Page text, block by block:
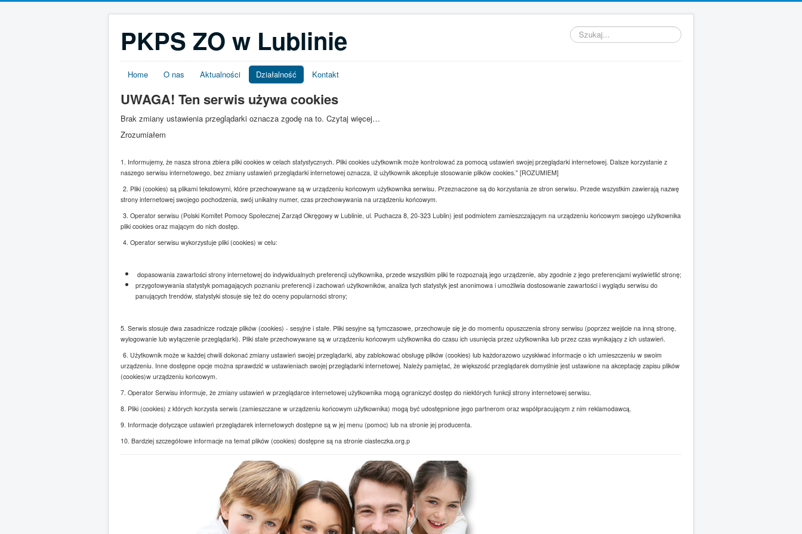
PKPS ZO w Lublinie Szukaj...
Home O nas Aktualności Działalność Kontakt
UWAGA! Ten serwis używa cookies
Brak zmiany ustawienia przeglądarki oznacza zgodę na to. Czytaj więcej…
Zrozumiałem
1. Informujemy, że nasza strona zbiera pliki cookies w celach statystycznych. Pliki cookies użytkownik może kontrolować za pomocą ustawień swojej przeglądarki internetowej. Dalsze korzystanie z
naszego serwisu internetowego, bez zmiany ustawień przeglądarki internetowej oznacza, iż użytkownik akceptuje stosowanie plików cookies." [ROZUMIEM]
2. Pliki (cookies) są plikami tekstowymi, które przechowywane są w urządzeniu końcowym użytkownika serwisu. Przeznaczone są do korzystania ze stron serwisu. Przede wszystkim zawierają nazwę
strony internetowej swojego pochodzenia, swój unikalny numer, czas przechowywania na urządzeniu końcowym.
3. Operator serwisu (Polski Komitet Pomocy Społecznej Zarząd Okręgowy w Lublinie, ul. Puchacza 8, 20-323 Lublin) jest podmiotem zamieszczającym na urządzeniu końcowym swojego użytkownika
pliki cookies oraz mającym do nich dostęp.
4. Operator serwisu wykorzystuje pliki (cookies) w celu:
dopasowania zawartości strony internetowej do indywidualnych preferencji użytkownika, przede wszystkim pliki te rozpoznają jego urządzenie, aby zgodnie z jego preferencjami wyświetlić stronę;
przygotowywania statystyk pomagających poznaniu preferencji i zachowań użytkowników, analiza tych statystyk jest anonimowa i umożliwia dostosowanie zawartości i wyglądu serwisu do
panujących trendów, statystyki stosuje się też do oceny popularności strony;
5. Serwis stosuje dwa zasadnicze rodzaje plików (cookies) - sesyjne i stałe. Pliki sesyjne są tymczasowe, przechowuje się je do momentu opuszczenia strony serwisu (poprzez wejście na inną stronę,
wylogowanie lub wyłączenie przeglądarki). Pliki stałe przechowywane są w urządzeniu końcowym użytkownika do czasu ich usunięcia przez użytkownika lub przez czas wynikający z ich ustawień.
6. Użytkownik może w każdej chwili dokonać zmiany ustawień swojej przeglądarki, aby zablokować obsługę plików (cookies) lub każdorazowo uzyskiwać informacje o ich umieszczeniu w swoim
urządzeniu. Inne dostępne opcje można sprawdzić w ustawieniach swojej przeglądarki internetowej. Należy pamiętać, że większość przeglądarek domyślnie jest ustawione na akceptację zapisu plików
(cookies)w urządzeniu końcowym.
7. Operator Serwisu informuje, że zmiany ustawień w przeglądarce internetowej użytkownika mogą ograniczyć dostęp do niektórych funkcji strony internetowej serwisu.
8. Pliki (cookies) z których korzysta serwis (zamieszczane w urządzeniu końcowym użytkownika) mogą być udostępnione jego partnerom oraz współpracującym z nim reklamodawcą.
9. Informacje dotyczące ustawień przeglądarek internetowych dostępne są w jej menu (pomoc) lub na stronie jej producenta.
10. Bardziej szczegółowe informacje na temat plików (cookies) dostępne są na stronie ciasteczka.org.p